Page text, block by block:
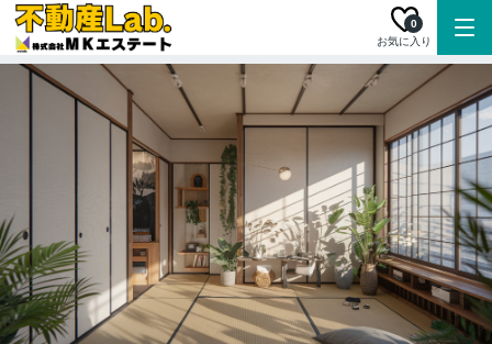
お気に入り
0